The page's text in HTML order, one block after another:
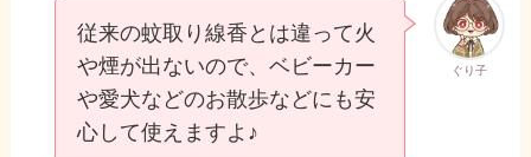
ぐり子
従来の蚊取り線香とは違って火
や煙が出ないので、ベビーカー
や愛犬などのお散歩などにも安
心して使えますよ♪